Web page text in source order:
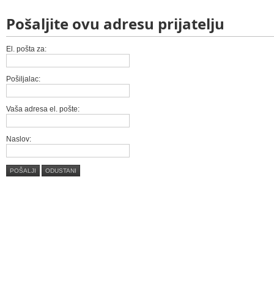
Pošaljite ovu adresu prijatelju
El. pošta za:
Pošiljalac:
Vaša adresa el. pošte:
Naslov:
POŠALJI ODUSTANI